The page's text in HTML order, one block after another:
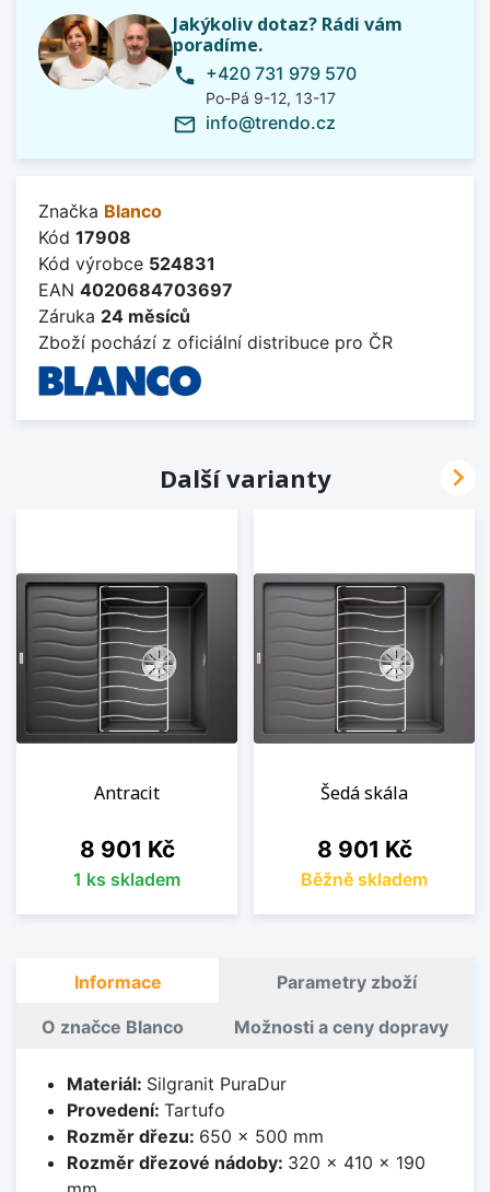
Jakýkoliv dotaz? Rádi vám
poradíme.
phone +420 731 979 570
Po-Pá 9-12, 13-17
mail_outline info@trendo.cz
Značka Blanco
Kód 17908
Kód výrobce 524831
EAN 4020684703697
Záruka 24 měsíců
Zboží pochází z oficiální distribuce pro ČR
Další varianty
Antracit
Cena
8 901 Kč
1 ks skladem
Šedá skála
Cena
8 901 Kč
Běžně skladem

Informace Parametry zboží
O značce Blanco Možnosti a ceny dopravy
Materiál: Silgranit PuraDur
Provedení: Tartufo
Rozměr dřezu: 650 x 500 mm
Rozměr dřezové nádoby: 320 x 410 x 190